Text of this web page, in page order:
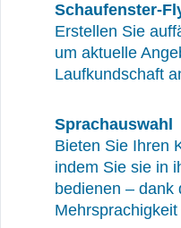
Schaufenster-
Erstellen Sie
um aktuelle
Laufkundschaft
Sprachauswahl
Bieten Sie Ihren
indem Sie sie in
bedienen – dank